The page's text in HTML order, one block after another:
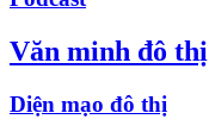
Văn minh đô thị
Diện mạo đô thị